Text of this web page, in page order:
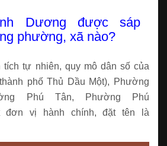
Dương được sáp
phường, xã nào?
tích tự nhiên, quy mô dân số của
phố Thủ Dầu Một), Phường
Phú Tân, Phường Phú
đơn vị hành chính, đặt tên là